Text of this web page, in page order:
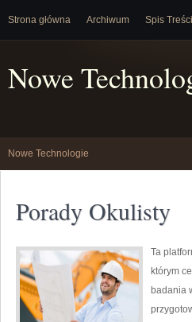
Strona główna Archiwum Spis Treści
Nowe
Nowe Technologie
Porady Okulisty
Ta
którym
badania